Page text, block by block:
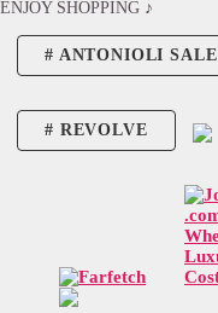
ENJOY SHOPPING ♪
ANTONIOLI SALE
REVOLVE